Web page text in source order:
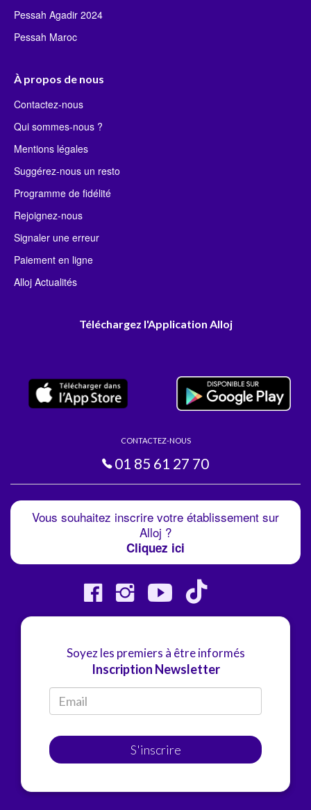
Pessah Agadir 2024
Pessah Maroc
À propos de nous
Contactez-nous
Qui sommes-nous ?
Mentions légales
Suggérez-nous un resto
Programme de fidélité
Rejoignez-nous
Signaler une erreur
Paiement en ligne
Alloj Actualités
Téléchargez l'Application Alloj
CONTACTEZ-NOUS
01 85 61 27 70
Vous souhaitez inscrire votre établissement sur
Alloj ?
Cliquez ici
Soyez les premiers à être informés
Inscription Newsletter
S'inscrire